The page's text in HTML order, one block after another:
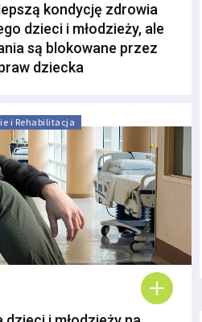
kondycję zdrowia
dzieci i młodzieży, ale
są blokowane przez
dziecka
i Rehabilitacja